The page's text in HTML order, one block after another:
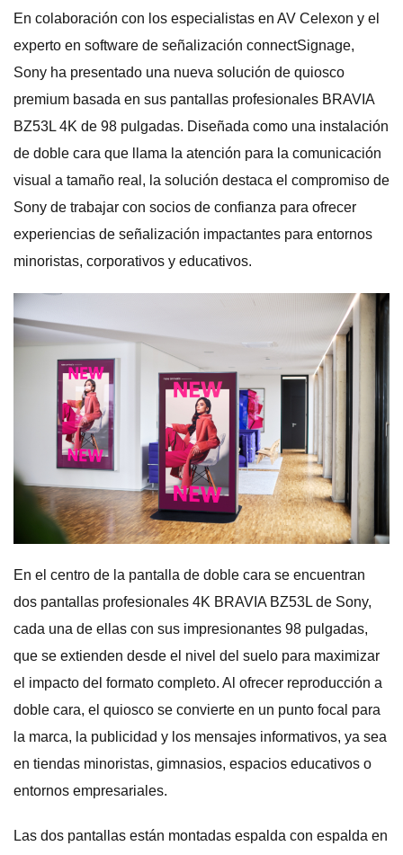
En colaboración con los especialistas en AV Celexon y el
experto en software de señalización connectSignage,
Sony ha presentado una nueva solución de quiosco
premium basada en sus pantallas profesionales BRAVIA
BZ53L 4K de 98 pulgadas. Diseñada como una instalación
de doble cara que llama la atención para la comunicación
visual a tamaño real, la solución destaca el compromiso de
Sony de trabajar con socios de confianza para ofrecer
experiencias de señalización impactantes para entornos
minoristas, corporativos y educativos.
En el centro de la pantalla de doble cara se encuentran
dos pantallas profesionales 4K BRAVIA BZ53L de Sony,
cada una de ellas con sus impresionantes 98 pulgadas,
que se extienden desde el nivel del suelo para maximizar
el impacto del formato completo. Al ofrecer reproducción a
doble cara, el quiosco se convierte en un punto focal para
la marca, la publicidad y los mensajes informativos, ya sea
en tiendas minoristas, gimnasios, espacios educativos o
entornos empresariales.
Las dos pantallas están montadas espalda con espalda en